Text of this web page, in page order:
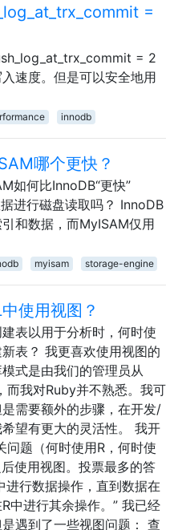
=
= 2
速度。但是可以安全地用
innodb
哪个更快？
如何比InnoDB“更快”
进行磁盘读取吗？ InnoDB
和数据，而MyISAM仅用
myisam storage-engine
使用视图？
表以用于分析时，何时使
表？ 我更喜欢使用视图的
式是由我们的管理员从
而我对Ruby并不熟悉。我可
需要额外的步骤，在开发/
望有更大的灵活性。 我开
问题（何时使用R，何时使
使用视图。投票最多的答
进行数据操作，直到数据在
中进行其余操作。” 我已经
遇到了一些视图问题： 查